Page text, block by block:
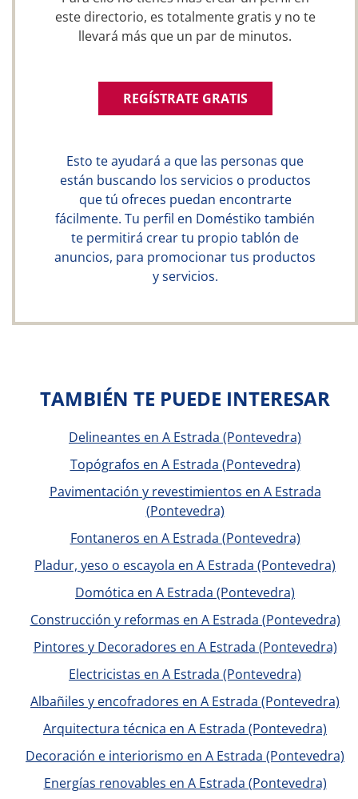
este directorio, es totalmente gratis y no te
llevará más que un par de minutos.
REGÍSTRATE GRATIS
Esto te ayudará a que las personas que
están buscando los servicios o productos
que tú ofreces puedan encontrarte
fácilmente. Tu perfil en Doméstiko también
te permitirá crear tu propio tablón de
anuncios, para promocionar tus productos
y servicios.
TAMBIÉN TE PUEDE INTERESAR
Delineantes en A Estrada (Pontevedra)
Topógrafos en A Estrada (Pontevedra)
Pavimentación y revestimientos en A Estrada
(Pontevedra)
Fontaneros en A Estrada (Pontevedra)
Pladur, yeso o escayola en A Estrada (Pontevedra)
Domótica en A Estrada (Pontevedra)
Construcción y reformas en A Estrada (Pontevedra)
Pintores y Decoradores en A Estrada (Pontevedra)
Electricistas en A Estrada (Pontevedra)
Albañiles y encofradores en A Estrada (Pontevedra)
Arquitectura técnica en A Estrada (Pontevedra)
Decoración e interiorismo en A Estrada (Pontevedra)
Energías renovables en A Estrada (Pontevedra)